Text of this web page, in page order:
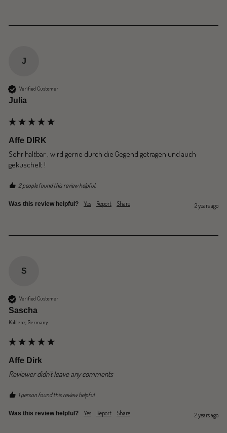
J
Verified Customer
Julia
Affe DIRK
Sehr haltbar , wird gerne durch die Gegend getragen und auch
gekuschelt !
2 people found this review helpful.
Was this review helpful? Yes Report Share 2 years ago
S
Verified Customer
Sascha
Koblenz, Germany
Affe Dirk
Reviewer didn't leave any comments
1 person found this review helpful.
Was this review helpful? Yes Report Share 2 years ago